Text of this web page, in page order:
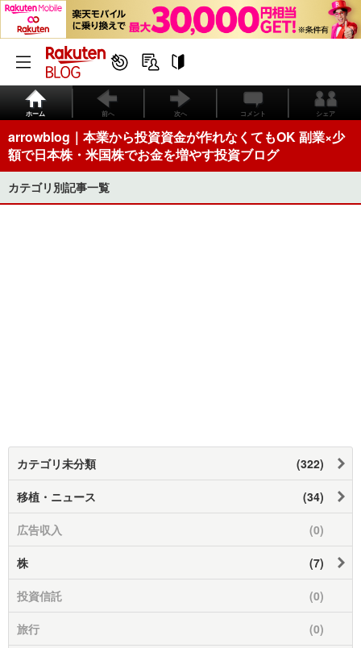
ホーム 前へ 次へ コメント シェア
arrowblog｜本業から投資資金が作れなくてもOK 副業×少
額で日本株・米国株でお金を増やす投資ブログ
カテゴリ別記事一覧
カテゴリ未分類 (322)
移植・ニュース (34)
広告収入 (0)
株 (7)
投資信託 (0)
旅行 (0)